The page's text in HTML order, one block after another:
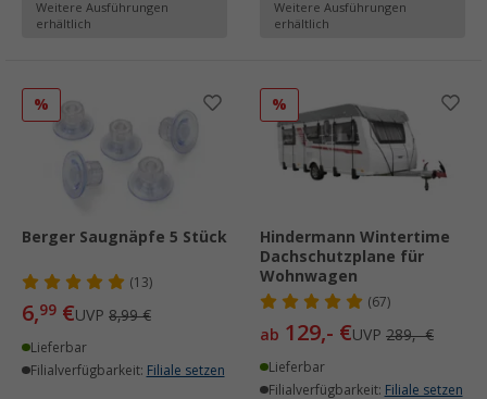
Weitere Ausführungen
erhältlich
Weitere Ausführungen
erhältlich
%
Berger Saugnäpfe 5 Stück
(13)
6,99 €UVP 8,99 €
Lieferbar
Filialverfügbarkeit: Filiale setzen
%
Hindermann Wintertime
Dachschutzplane für
Wohnwagen
(67)
ab 129,- €UVP 289,- €
Lieferbar
Filialverfügbarkeit: Filiale setzen